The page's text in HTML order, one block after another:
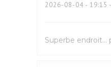
2026-08-04 - 19:15
Superbe endroit…